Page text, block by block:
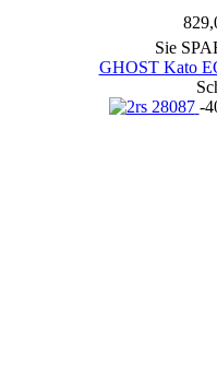
Sie
GHOST Kato
-